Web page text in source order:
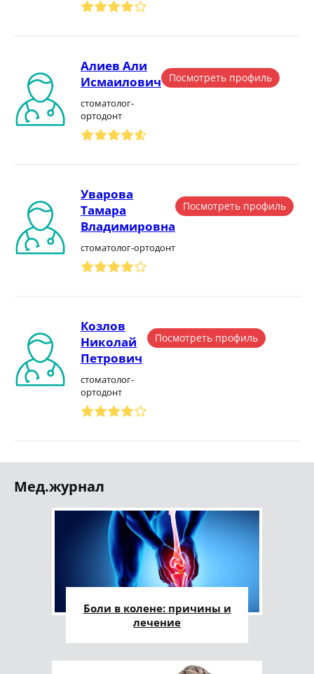
Алиев Али
Исмаилович
стоматолог-
ортодонт
Посмотреть профиль
Уварова
Тамара
Владимировна
стоматолог-ортодонт
Посмотреть профиль
Козлов
Николай
Петрович
стоматолог-
ортодонт
Посмотреть профиль
Мед.журнал
Боли в колене: причины и
лечение